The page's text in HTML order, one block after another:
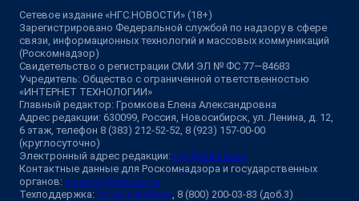
Сетевое издание «НГС.НОВОСТИ» (18+)
Зарегистрировано Федеральной службой по надзору в сфере
связи, информационных технологий и массовых коммуникаций
(Роскомнадзор)
Свидетельство о регистрации СМИ ЭЛ № ФС 77—84683
Учредитель: Общество с ограниченной ответственностью
«ИНТЕРНЕТ ТЕХНОЛОГИИ»
Главный редактор: Громкова Елена Александровна
Адрес редакции: 630099, Россия, Новосибирск, ул. Ленина, д. 12,
6 этаж, телефон 8 (383) 212-52-52, 8 (923) 157-00-00
(круглосуточно)
Электронный адрес редакции: ngs@shkulev.ru
Контактные данные для Роскомнадзора и государственных
органов: juristnsk@shkulev.ru
Техподдержка: help@shkulev.ru, 8 (800) 200-03-83 (доб.3)